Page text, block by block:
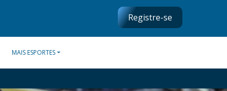
Registre-se
MAIS ESPORTES